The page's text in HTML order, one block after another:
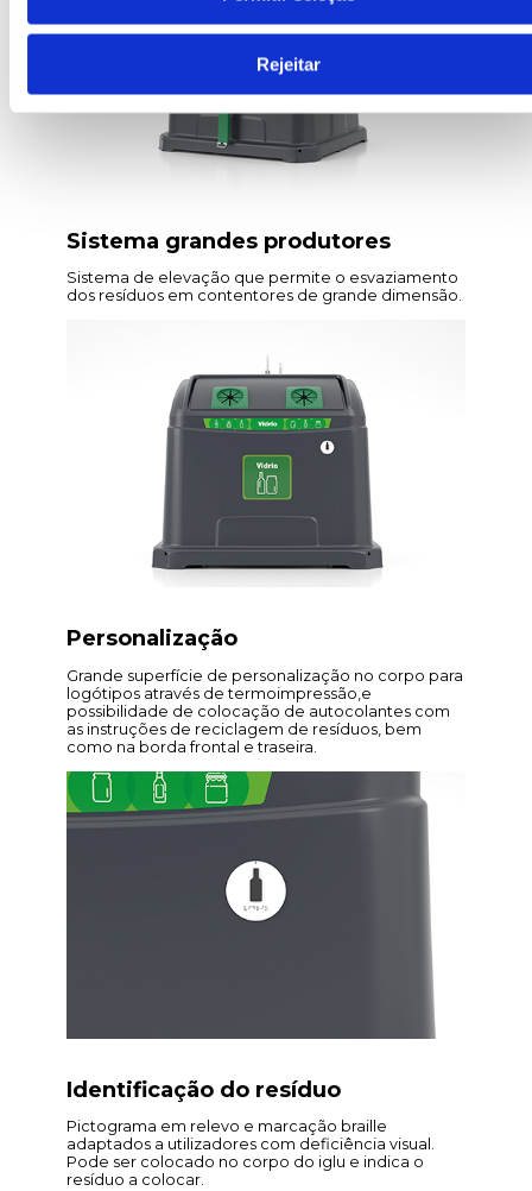
Rejeitar
Sistema grandes produtores
Sistema de elevação que permite o esvaziamento
dos resíduos em contentores de grande dimensão.
Personalização
Grande superfície de personalização no corpo para
logótipos através de termoimpressão,e
possibilidade de colocação de autocolantes com
as instruções de reciclagem de resíduos, bem
como na borda frontal e traseira.
Identificação do resíduo
Pictograma em relevo e marcação braille
adaptados a utilizadores com deficiência visual.
Pode ser colocado no corpo do iglu e indica o
resíduo a colocar.